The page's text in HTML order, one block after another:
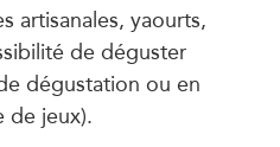
artisanales, yaourts,
de déguster
dégustation ou en
de jeux).